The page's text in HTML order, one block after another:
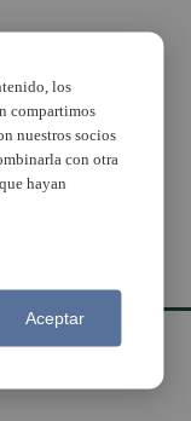
los
compartimos
nuestros socios
con otra
hayan
Aceptar